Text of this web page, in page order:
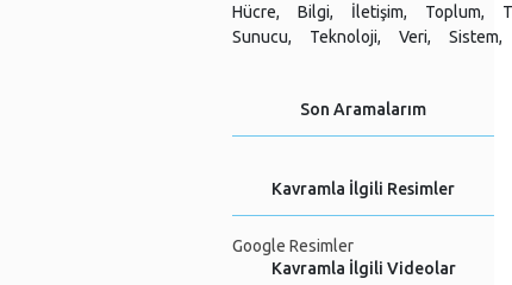
Hücre, Bilgi, İletişim, Toplum,
Sunucu,
Teknoloji, Veri, Sistem,
Son Aramalarım
Kavramla İlgili Resimler
Google Resimler
Kavramla İlgili Videolar